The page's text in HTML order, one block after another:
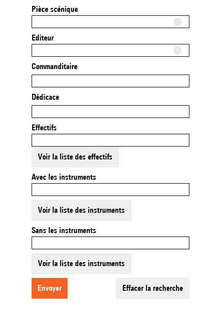
Pièce scénique
Editeur
Commanditaire
Dédicace
Effectifs
Voir la liste des effectifs
Avec les instruments
Voir la liste des instruments
Sans les instruments
Voir la liste des instruments
envoyer effacer la recherche